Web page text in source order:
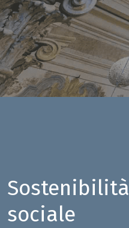
Sostenibilità
sociale